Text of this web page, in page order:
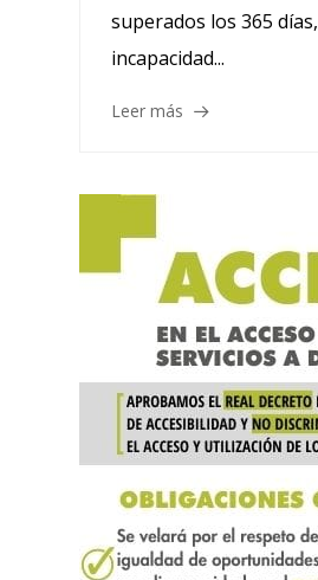
superados los 365
incapacidad...
Leer más